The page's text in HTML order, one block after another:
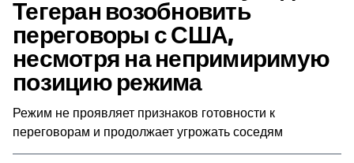
Тегеран возобновить
переговоры с США,
несмотря на непримиримую
позицию режима
Режим не проявляет признаков готовности к
переговорам и продолжает угрожать соседям